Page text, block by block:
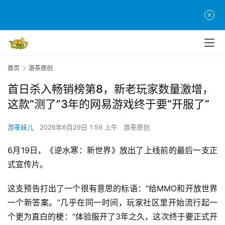
首页 游茶原创
首日杀入畅销榜第8，新老玩家数量激增，
这款“测了”3年的网易游戏终于要“开服了”
游茶妹儿 2026年6月29日 1:59 上午 游茶原创
6月19日，《逆水寒：新世界》放出了上线前的最后一支正
式宣传片。
这支预告打出了一个很有意思的标语：“给MMO和开放世界
一个新答案。”几乎在同一时间，玩家社区里开始流行起一
个更为直白的梗：“体验服开了3年之久，这次终于要正式开